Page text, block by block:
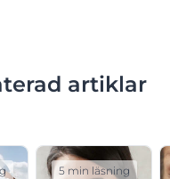
artiklar
5 min läsning